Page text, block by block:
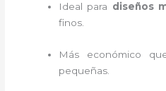
Ideal para diseños
finos.
Más económico
pequeñas.